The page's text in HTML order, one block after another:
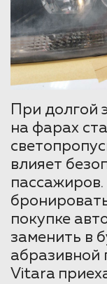
При долгой
на фарах
влияет
покупке
заменить в
абразивной
Vitara